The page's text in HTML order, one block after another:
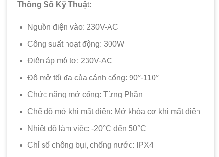
Thông Số Kỹ Thuật:
Nguồn điện vào: 230V-AC
Công suất hoạt động: 300W
Điện áp mô tơ: 230V-AC
Độ mở tối đa của cánh cổng: 90°-110°
Chức năng mở cổng: Từng Phần
Chế độ mở khi mất điện: Mở khóa cơ khi mất điện
Nhiệt độ làm việc: -20°C đến 50°C
Chỉ số chông bụi, chống nước: IPX4